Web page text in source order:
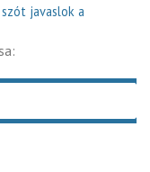
javaslok a